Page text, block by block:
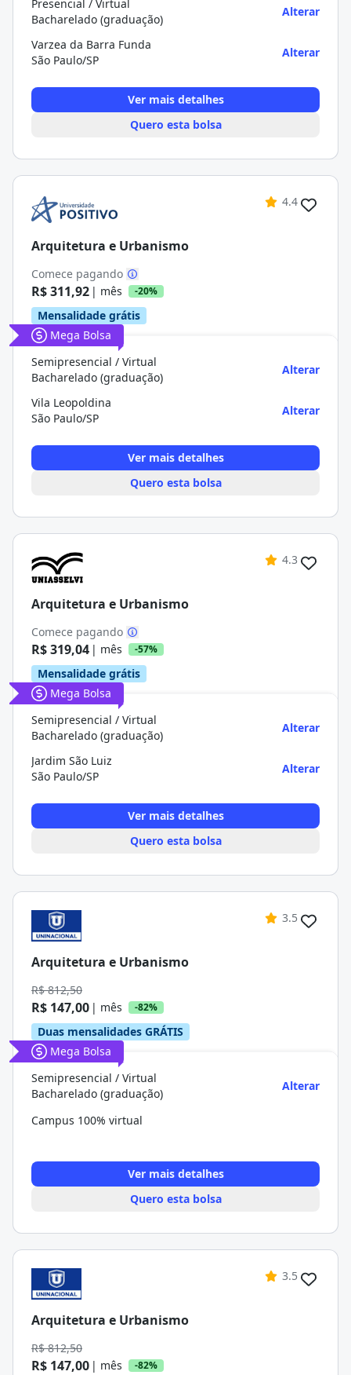
Presencial / Virtual
Bacharelado (graduação)
Alterar
Varzea da Barra Funda
São Paulo/SP
Alterar
Ver mais detalhes
Quero esta bolsa
4.4
Arquitetura e Urbanismo
Comece pagando
R$ 311,92 | mês -20%
Mensalidade grátis
Mega Bolsa
Semipresencial / Virtual
Bacharelado (graduação)
Alterar
Vila Leopoldina
São Paulo/SP
Alterar
Ver mais detalhes
Quero esta bolsa
4.3
Arquitetura e Urbanismo
Comece pagando
R$ 319,04 | mês -57%
Mensalidade grátis
Mega Bolsa
Semipresencial / Virtual
Bacharelado (graduação)
Alterar
Jardim São Luiz
São Paulo/SP
Alterar
Ver mais detalhes
Quero esta bolsa
3.5
Arquitetura e Urbanismo
R$ 812,50
R$ 147,00 | mês -82%
Duas mensalidades GRÁTIS
Mega Bolsa
Semipresencial / Virtual
Bacharelado (graduação)
Alterar
Campus 100% virtual
Ver mais detalhes
Quero esta bolsa
3.5
Arquitetura e Urbanismo
R$ 812,50
R$ 147,00 | mês -82%